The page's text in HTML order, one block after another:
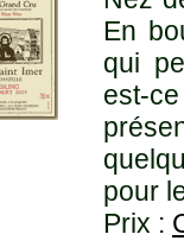
En
qui
est-
pour
Prix :